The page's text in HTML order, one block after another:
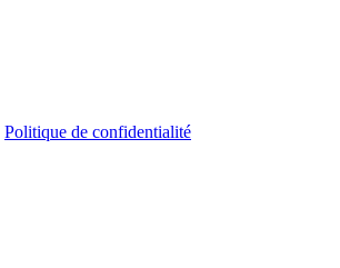
Politique de confidentialité